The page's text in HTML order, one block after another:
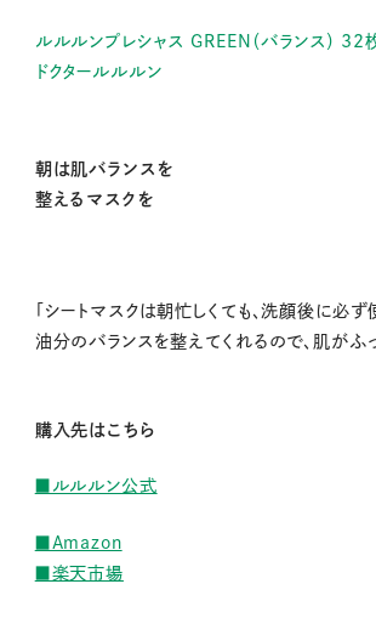
ルルルンプレシャス GREEN（バランス）
ドクタールルルン
朝は肌バランスを
整えるマスクを
「シートマスクは朝忙しくても、洗顔後に必ず
油分のバランスを整えてくれるので、肌がふっ
購入先はこちら
■ルルルン公式
■Amazon
■楽天市場